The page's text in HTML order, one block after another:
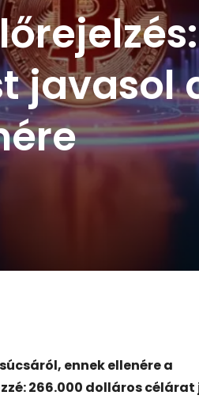
javasol
ennek ellenére a
266.000 dolláros